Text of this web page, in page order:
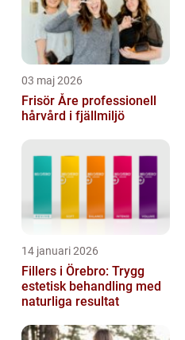
03 maj 2026
Frisör Åre professionell
hårvård i fjällmiljö
14 januari 2026
Fillers i Örebro: Trygg
estetisk behandling med
naturliga resultat